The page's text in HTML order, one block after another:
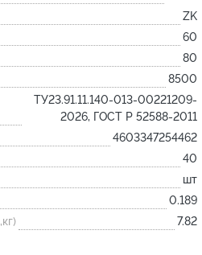
ZK
60
80
8500
ТУ23.91.11.140-013-00221209-
2026, ГОСТ Р 52588-2011
4603347254462
40
шт
0.189
7.82